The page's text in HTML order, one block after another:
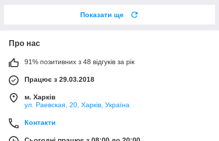
Показати ще
Про нас
91% позитивних з 48 відгуків за рік
Працює з 29.03.2018
м. Харків
ул. Раевская, 20, Харків, Україна
Контакти